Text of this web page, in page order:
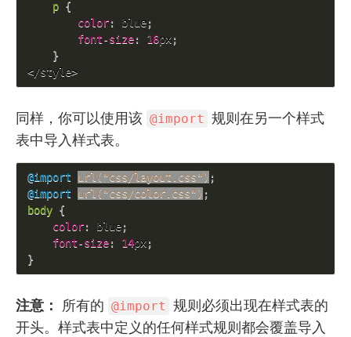
p {
color: blue;
font-size: 16px;
}
</style>
同样，你可以使用该 @import 规则在另一个样式
表中导入样式表。
@import url("css/layout.css") ;
@import
url("css/color.css") ;
body {
color: blue;
font-size: 14px;
}
注意： 所有的 @import 规则必须出现在样式表的
开头。样式表中定义的任何样式规则都会覆盖导入